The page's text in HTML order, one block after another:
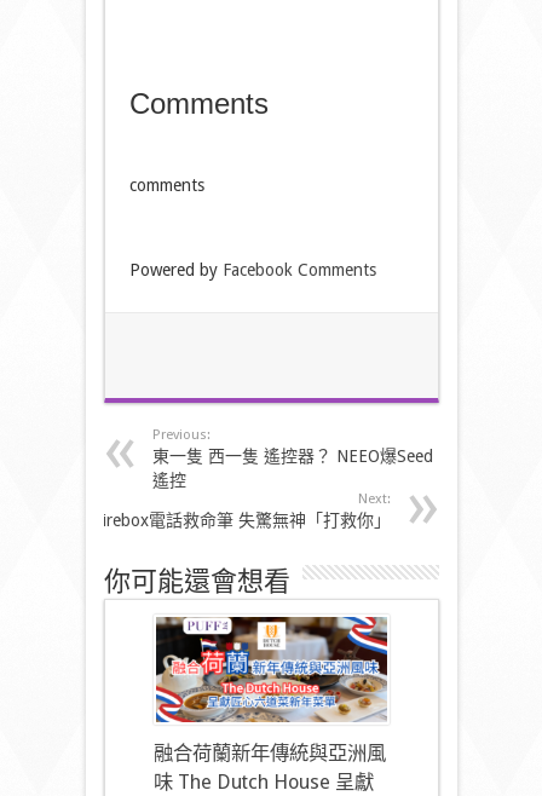
Comments
comments
Powered by Facebook Comments
Previous:
東一隻 西一隻 遙控器？ NEEO爆Seed
遙控
Next:
Firebox電話救命筆 失驚無神「打救你」
你可能還會想看
融合荷蘭新年傳統與亞洲風
味 The Dutch House 呈獻